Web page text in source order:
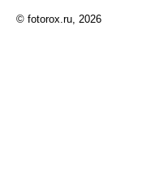
© fotorox.ru, 2026